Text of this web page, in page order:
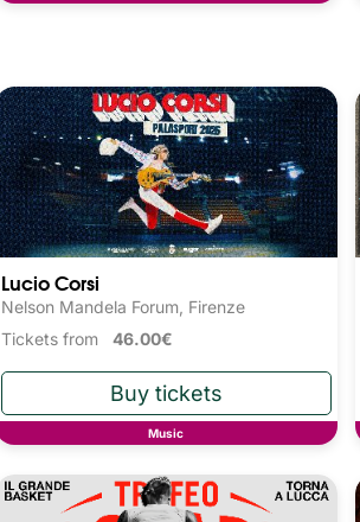
Lucio Corsi
Nelson Mandela Forum, Firenze
Tickets from 46.00€
Music